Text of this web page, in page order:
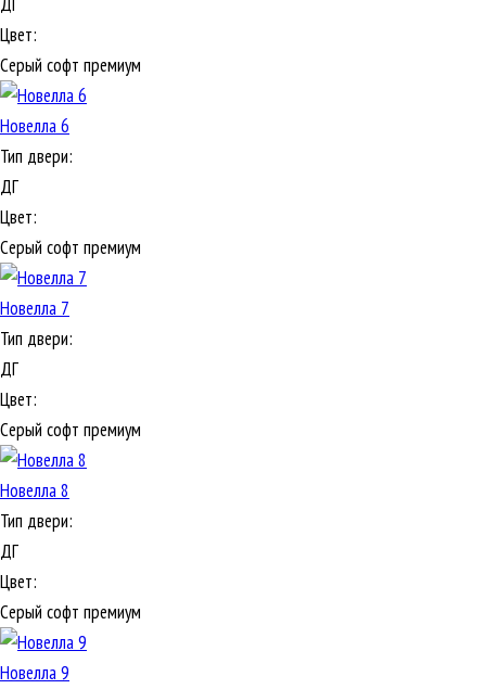
Цвет:
Серый софт премиум
Новелла 6
Тип двери:
ДГ
Цвет:
Серый софт премиум
Новелла 7
Тип двери:
ДГ
Цвет:
Серый софт премиум
Новелла 8
Тип двери:
ДГ
Цвет:
Серый софт премиум
Новелла 9